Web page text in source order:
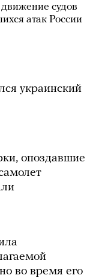
судов
атак России
украинский
опоздавшие
во время его